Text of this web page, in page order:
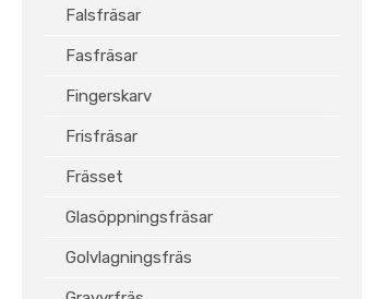
Falsfräsar
Fasfräsar
Fingerskarv
Frisfräsar
Frässet
Glasöppningsfräsar
Golvlagningsfräs